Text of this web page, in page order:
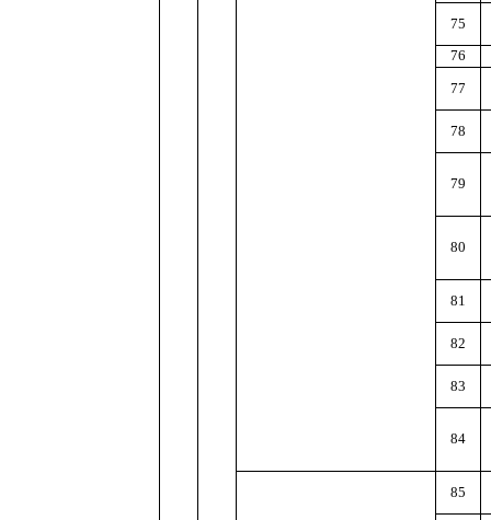
75
76
77
78
79
80
81
82
83
84
85